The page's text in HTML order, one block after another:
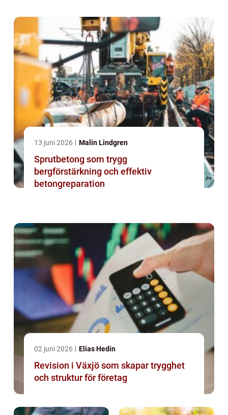
13 juni 2026 Malin Lindgren
Sprutbetong som trygg
bergförstärkning och effektiv
betongreparation
02 juni 2026 Elias Hedin
Revision i Växjö som skapar trygghet
och struktur för företag